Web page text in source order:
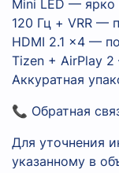
Mini LED — ярко
120 Гц + VRR —
HDMI 2.1 ×4 —
Tizen + AirPlay
Аккуратная
📞 Обратная
Для уточнения
указанному в